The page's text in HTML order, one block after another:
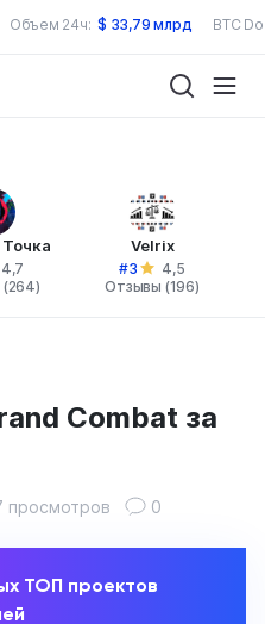
Объем 24ч: $ 33,79 млрд BTC
4,7
Velrix
#3
4,5
Отзывы (196)
Combat за
просмотров 0
ТОП проектов